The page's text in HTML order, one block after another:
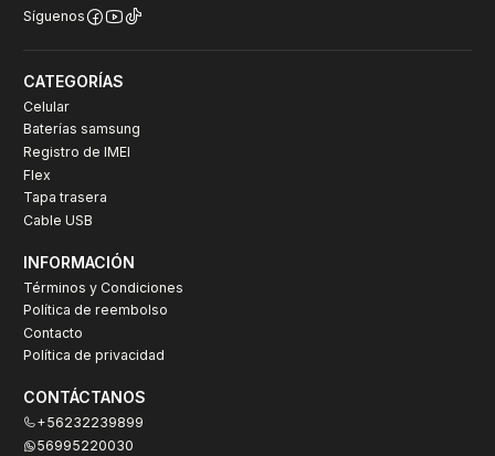
Síguenos
CATEGORÍAS
Celular
Baterías samsung
Registro de IMEI
Flex
Tapa trasera
Cable USB
INFORMACIÓN
Términos y Condiciones
Política de reembolso
Contacto
Política de privacidad
CONTÁCTANOS
+56232239899
56995220030